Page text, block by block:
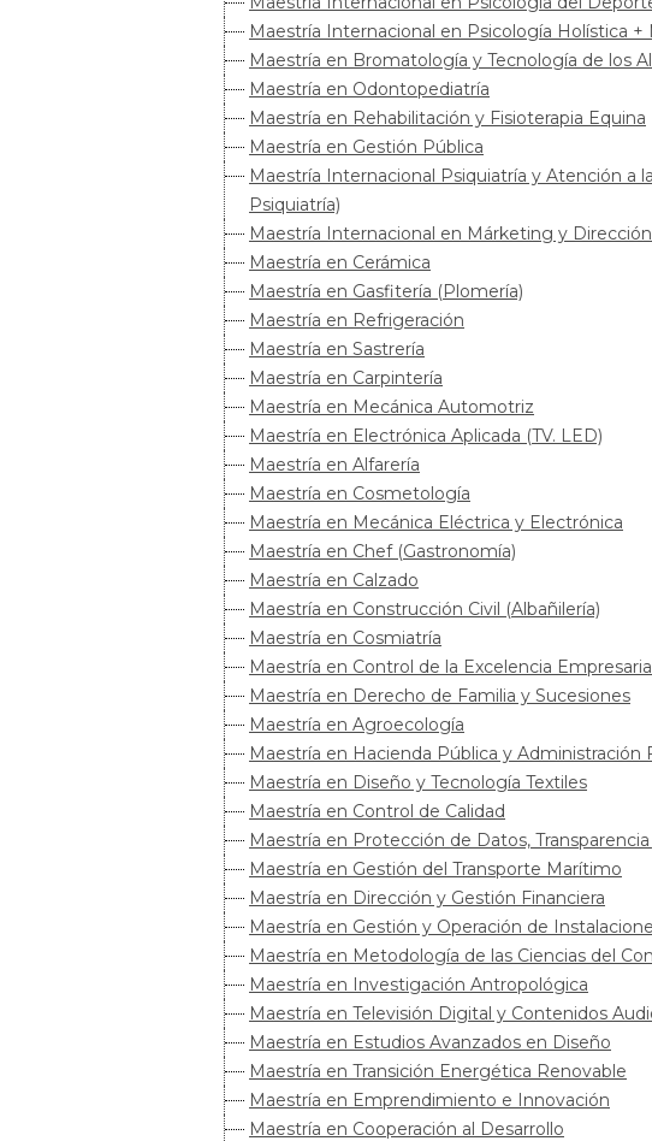
Maestría Internacional en Psicología Holística
Maestría en Bromatología y Tecnología de los
Maestría en Odontopediatría
Maestría en Rehabilitación y Fisioterapia Equina
Maestría en Gestión Pública
Maestría Internacional Psiquiatría y Atención a
Psiquiatría)
Maestría Internacional en Márketing y
Maestría en Cerámica
Maestría en Gasfitería (Plomería)
Maestría en Refrigeración
Maestría en Sastrería
Maestría en Carpintería
Maestría en Mecánica Automotriz
Maestría en Electrónica Aplicada (TV. LED)
Maestría en Alfarería
Maestría en Cosmetología
Maestría en Mecánica Eléctrica y Electrónica
Maestría en Chef (Gastronomía)
Maestría en Calzado
Maestría en Construcción Civil (Albañilería)
Maestría en Cosmiatría
Maestría en Control de la Excelencia
Maestría en Derecho de Familia y Sucesiones
Maestría en Agroecología
Maestría en Hacienda Pública y Administración
Maestría en Diseño y Tecnología Textiles
Maestría en Control de Calidad
Maestría en Protección de Datos,
Maestría en Gestión del Transporte Marítimo
Maestría en Dirección y Gestión Financiera
Maestría en Gestión y Operación de
Maestría en Metodología de las Ciencias del
Maestría en Investigación Antropológica
Maestría en Televisión Digital y Contenidos
Maestría en Estudios Avanzados en Diseño
Maestría en Transición Energética Renovable
Maestría en Emprendimiento e Innovación
Maestría en Cooperación al Desarrollo